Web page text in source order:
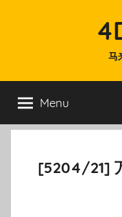
马
Menu
[5204/21]